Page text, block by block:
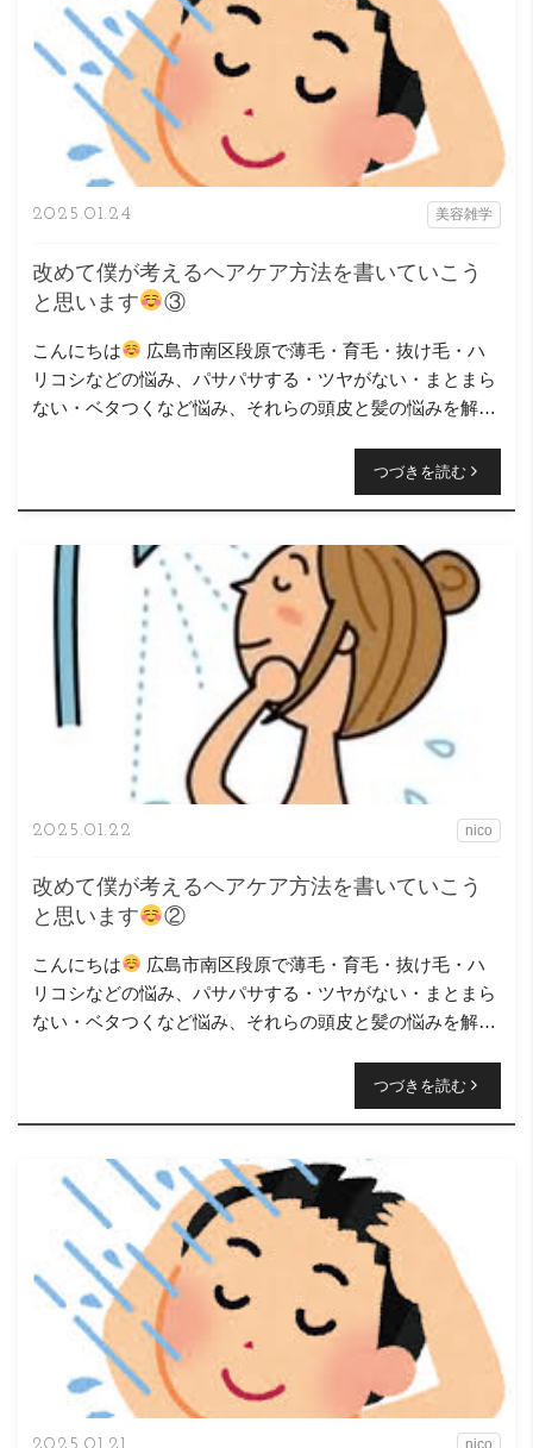
改めて僕が考えるヘアケア方法を書いていこう
と思います
③
2025.01.24 美容雑学
こんにちは
広島市南区段原で薄毛・育毛・抜け毛・ハ
リコシなどの悩み、パサパサする・ツヤがない・まとまら
ない・ベタつくなど悩み、それらの頭皮と髪の悩みを解決
つづきを読む
改めて僕が考えるヘアケア方法を書いていこう
と思います
②
2025.01.22 nico
こんにちは
広島市南区段原で薄毛・育毛・抜け毛・ハ
リコシなどの悩み、パサパサする・ツヤがない・まとまら
ない・ベタつくなど悩み、それらの頭皮と髪の悩みを解決
つづきを読む